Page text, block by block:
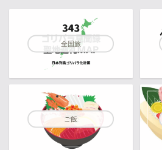
全国旅
ご飯